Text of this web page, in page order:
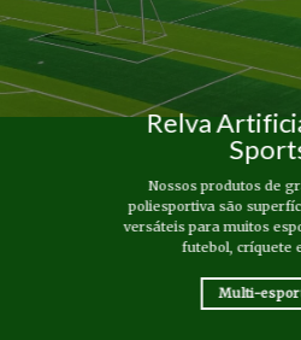
Relva
Nossos produtos de
poliesportiva são
versáteis para muitos
futebol, críquete
Multi-